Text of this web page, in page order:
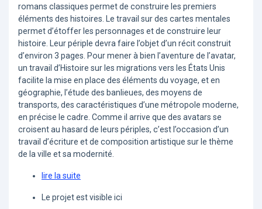
romans classiques permet de construire les premiers
éléments des histoires. Le travail sur des cartes mentales
permet d’étoffer les personnages et de construire leur
histoire. Leur périple devra faire l’objet d’un récit construit
d’environ 3 pages. Pour mener à bien l’aventure de l’avatar,
un travail d’Histoire sur les migrations vers les États Unis
facilite la mise en place des éléments du voyage, et en
géographie, l’étude des banlieues, des moyens de
transports, des caractéristiques d’une métropole moderne,
en précise le cadre. Comme il arrive que des avatars se
croisent au hasard de leurs périples, c’est l’occasion d’un
travail d’écriture et de composition artistique sur le thème
de la ville et sa modernité.
lire la suite
Le projet est visible ici